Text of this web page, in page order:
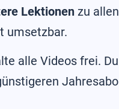
Lektionen zu allen
umsetzbar.
alle Videos frei. Du
Jahresabo